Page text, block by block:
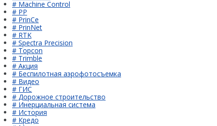
# Machine Control
# PP
# PrinCe
# PrinNet
# RTK
# Spectra Precision
# Topcon
# Trimble
# Акция
# Беспилотная аэрофотосъемка
# Видео
# ГИС
# Дорожное строительство
# Инерциальная система
# История
# Кредо